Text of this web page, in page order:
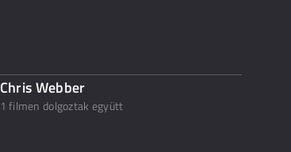
Chris Webber
1 filmen dolgoztak együtt